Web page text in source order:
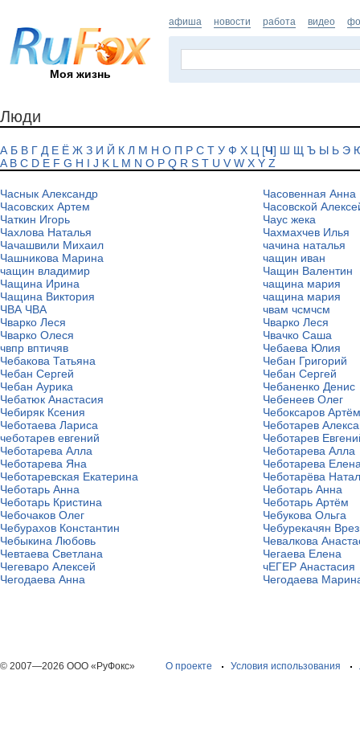
Моя жизнь
афиша новости работа видео
Люди
А Б В Г Д Е Ё Ж З И Й К Л М Н О П Р С Т У Ф Х Ц [Ч] Ш Щ Ъ Ы Ь Э
A B C D E F G H I J K L M N O P Q R S T U V W X Y Z
Часнык Александр
Часовенная Анна
Часовских Артем
Часовской
Чаткин Игорь
Чаус жека
Чахлова Наталья
Чахмахчев Илья
Чачашвили Михаил
чачина наталья
Чашникова Марина
чащин иван
чащин владимир
Чащин Валентин
Чащина Ирина
чащина мария
Чащина Виктория
чащина мария
ЧВА ЧВА
чвам чсмчсм
Чварко Леся
Чварко Леся
Чварко Олеся
Чвачко Саша
чвпр вптичяв
Чебаева Юлия
Чебакова Татьяна
Чебан Григорий
Чебан Сергей
Чебан Сергей
Чебан Аурика
Чебаненко Денис
Чебатюк Анастасия
Чебенеев Олег
Чебиряк Ксения
Чебоксаров Артём
Чеботаева Лариса
Чеботарев
чеботарев евгений
Чеботарев
Чеботарева Алла
Чеботарева Алла
Чеботарева Яна
Чеботарева
Чеботаревская Екатерина
Чеботарёва
Чеботарь Анна
Чеботарь Анна
Чеботарь Кристина
Чеботарь Артём
Чебочаков Олег
Чебукова Ольга
Чебурахов Константин
Чебурекачян
Чебыкина Любовь
Чевалкова
Чевтаева Светлана
Чегаева Елена
Чегеваро Алексей
чЕГЕР Анастасия
Чегодаева Анна
Чегодаева
© 2007—2026 ООО «РуФокс» О проекте Условия использования